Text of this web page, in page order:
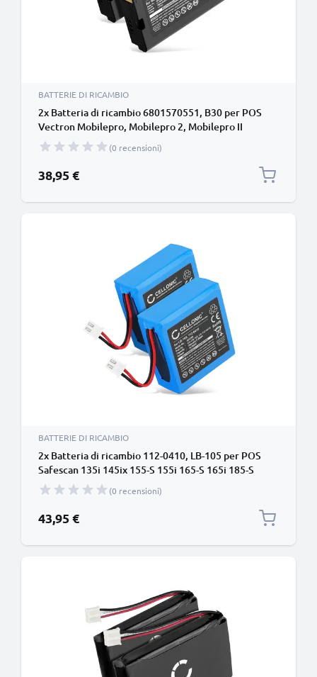
BATTERIE DI RICAMBIO
2x Batteria di ricambio 6801570551, B30 per POS
Vectron Mobilepro, Mobilepro 2, Mobilepro II
Affidabile sostituzione da 1800mAh 6801570551,
B30 per terminale di pagamento
(0 recensioni)
38,95 €
BATTERIE DI RICAMBIO
2x Batteria di ricambio 112-0410, LB-105 per POS
Safescan 135i 145ix 155-S 155i 165-S 165i 185-S
Affidabile sostituzione da 700mAh 112-0410, LB-105
per terminale di pagamento
(0 recensioni)
43,95 €